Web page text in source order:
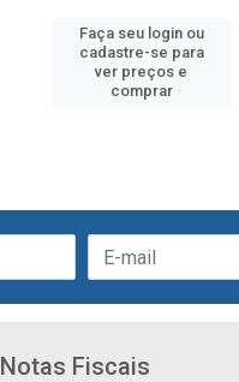
Faça seu login ou
cadastre-se para
ver preços e
comprar
Notas Fiscais